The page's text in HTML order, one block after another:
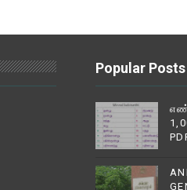
Popular Posts
எண்